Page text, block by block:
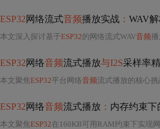
ESP32网络流式音频播放实战 ： WAV解
本文深入探讨基于ESP32的网络流式WAV音频播
ESP32网络音频流式播放与I2S采样率
本文聚焦ESP32平台网络音频流式播放的核心
ESP32网络音频流式播放 ： 内存约束下
本文聚焦ESP32在160KB可用RAM约束下实现